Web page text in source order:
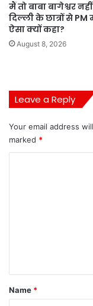
मैं तो बाबा बागेश्वर
दिल्ली के छात्रों से PM
ऐसा क्यों कहा?
August 8, 2026
Leave a Reply
Your email address
marked *
*
Name *